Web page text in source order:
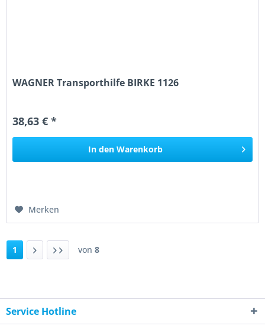
WAGNER Transporthilfe BIRKE 1126
38,63 € *
In den Warenkorb
Merken
1 von 8
Service Hotline